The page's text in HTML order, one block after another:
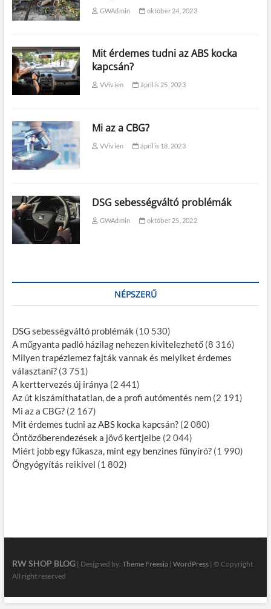
GWAdmin október 24, 2023
Mit érdemes tudni az ABS kocka
kapcsán?
VVivien április 25, 2023
Mi az a CBG?
VVivien április 18, 2023
DSG sebességváltó problémák
GWAdmin október 25, 2022
NÉPSZERŰ
DSG sebességváltó problémák (10 530)
A műgyanta padló házilag nehezen kivitelezhető (8 316)
Milyen trapézlemez fajták vannak és melyiket érdemes
választani? (3 751)
A kerttervezés új iránya (2 441)
Az út kiszámíthatatlan, de a profi autómentés nem (2 191)
Mi az a CBG? (2 167)
Mit érdemes tudni az ABS kocka kapcsán? (2 080)
Öntözőberendezések a jövő kertjeibe (2 044)
Miért jobb egy fűkasza, mint egy benzines fűnyíró? (1 990)
Öngyógyítás reikivel (1 802)
RW SHOP BLOG| Designed by: Theme Freesia| WordPress| © Copyright
All right reserved